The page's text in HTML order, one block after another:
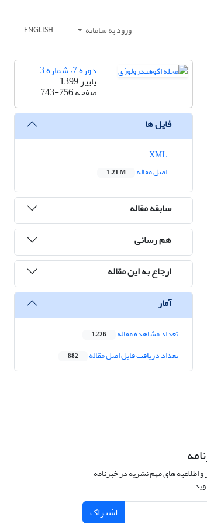
ورود به سامانه ENGLISH
دوره 7، شماره 3
پاییز 1399
صفحه743-756
فایل ها
اصل مقاله
1.21 M
سابقه مقاله
هم رسانی
ارجاع به این مقاله
آمار
تعداد مشاهده مقاله 1,226
تعداد دریافت فایل اصل مقاله 882
و اطلاعیه های مهم نشریه در خبرنامه
اشتراک